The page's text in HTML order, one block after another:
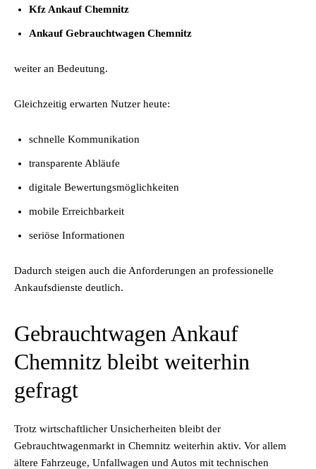
Kfz Ankauf Chemnitz
Ankauf Gebrauchtwagen Chemnitz
weiter an Bedeutung.
Gleichzeitig erwarten Nutzer heute:
schnelle Kommunikation
transparente Abläufe
digitale Bewertungsmöglichkeiten
mobile Erreichbarkeit
seriöse Informationen
Dadurch steigen auch die Anforderungen an professionelle
Ankaufsdienste deutlich.
Gebrauchtwagen Ankauf
Chemnitz bleibt weiterhin
gefragt
Trotz wirtschaftlicher Unsicherheiten bleibt der
Gebrauchtwagenmarkt in Chemnitz weiterhin aktiv. Vor allem
ältere Fahrzeuge, Unfallwagen und Autos mit technischen